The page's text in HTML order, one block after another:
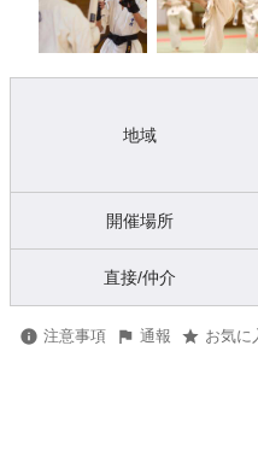
地域
開催場所
直接/仲介
注意事項 通報 お気に